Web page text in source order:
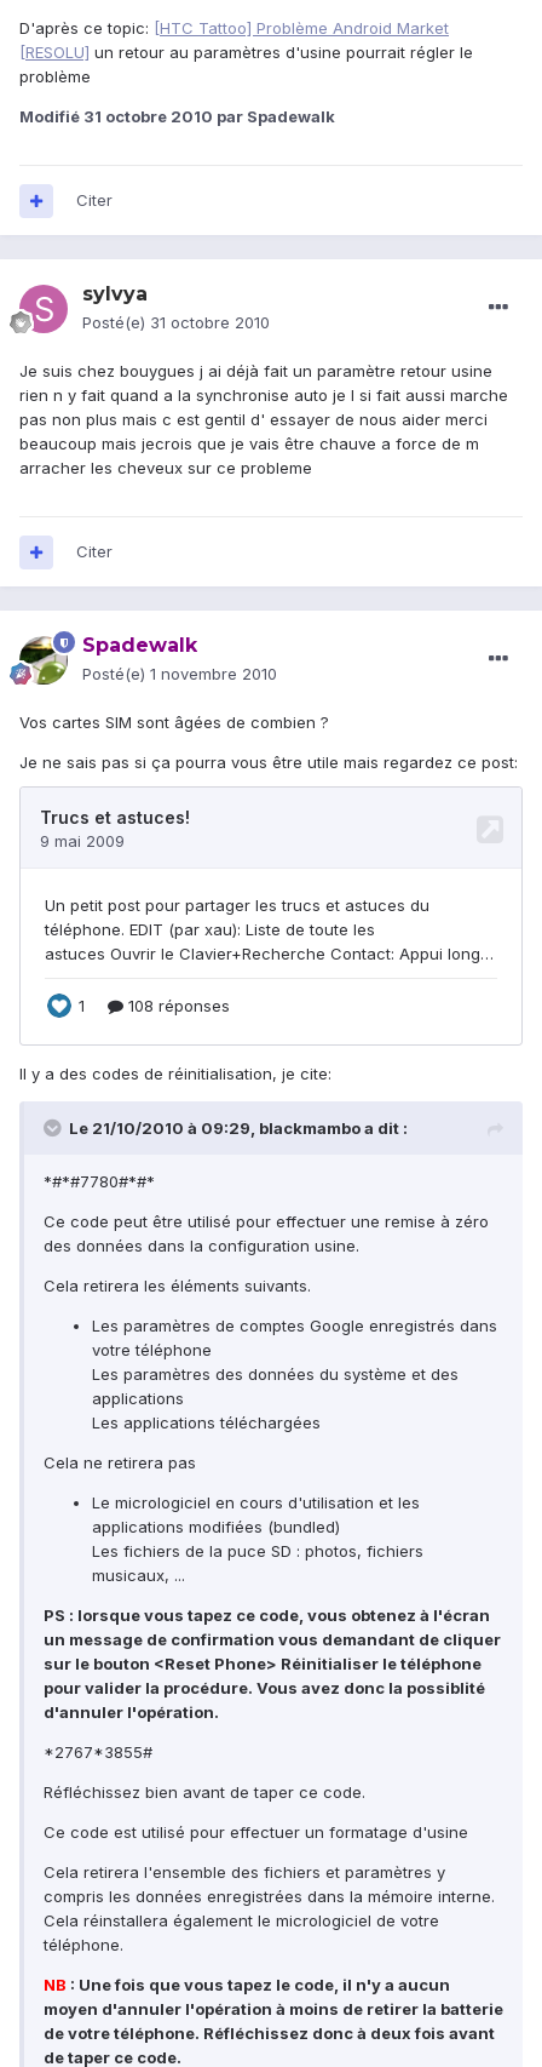
D'après ce topic: [HTC Tattoo] Problème Android Market
[RESOLU] un retour au paramètres d'usine pourrait régler le
problème
Modifié 31 octobre 2010 par Spadewalk
Citer
sylvya
Posté(e) 31 octobre 2010
Je suis chez bouygues j ai déjà fait un paramètre retour usine
rien n y fait quand a la synchronise auto je l si fait aussi marche
pas non plus mais c est gentil d' essayer de nous aider merci
beaucoup mais jecrois que je vais être chauve a force de m
arracher les cheveux sur ce probleme
Citer
Spadewalk
Posté(e) 1 novembre 2010
Vos cartes SIM sont âgées de combien ?
Je ne sais pas si ça pourra vous être utile mais regardez ce post:
Il y a des codes de réinitialisation, je cite:
Le 21/10/2010 à 09:29, blackmambo a dit :
*#*#7780#*#*
Ce code peut être utilisé pour effectuer une remise à zéro
des données dans la configuration usine.
Cela retirera les éléments suivants.
Les paramètres de comptes Google enregistrés dans
votre téléphone
Les paramètres des données du système et des
applications
Les applications téléchargées
Cela ne retirera pas
Le micrologiciel en cours d'utilisation et les
applications modifiées (bundled)
Les fichiers de la puce SD : photos, fichiers
musicaux, ...
PS : lorsque vous tapez ce code, vous obtenez à l'écran
un message de confirmation vous demandant de cliquer
sur le bouton <Reset Phone> Réinitialiser le téléphone
pour valider la procédure. Vous avez donc la possiblité
d'annuler l'opération.
*2767*3855#
Réfléchissez bien avant de taper ce code.
Ce code est utilisé pour effectuer un formatage d'usine
Cela retirera l'ensemble des fichiers et paramètres y
compris les données enregistrées dans la mémoire interne.
Cela réinstallera également le micrologiciel de votre
téléphone.
NB : Une fois que vous tapez le code, il n'y a aucun
moyen d'annuler l'opération à moins de retirer la batterie
de votre téléphone. Réfléchissez donc à deux fois avant
de taper ce code.